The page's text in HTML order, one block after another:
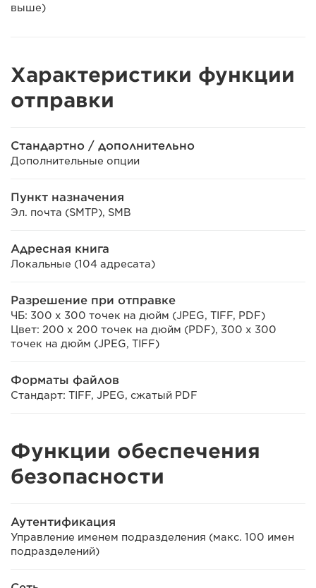
выше)
Характеристики функции
отправки
Стандартно / дополнительно
Дополнительные опции
Пункт назначения
Эл. почта (SMTP), SMB
Адресная книга
Локальные (104 адресата)
Разрешение при отправке
ЧБ: 300 x 300 точек на дюйм (JPEG, TIFF, PDF)
Цвет: 200 x 200 точек на дюйм (PDF), 300 x 300
точек на дюйм (JPEG, TIFF)
Форматы файлов
Стандарт: TIFF, JPEG, сжатый PDF
Функции обеспечения
безопасности
Аутентификация
Управление именем подразделения (макс. 100 имен
подразделений)